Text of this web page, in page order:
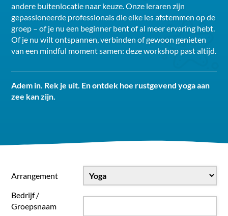
andere buitenlocatie naar keuze. Onze leraren zijn
gepassioneerde professionals die elke les afstemmen op de
groep – of je nu een beginner bent of al meer ervaring hebt.
Of je nu wilt ontspannen, verbinden of gewoon genieten
van een mindful moment samen: deze workshop past altijd.
Adem in. Rek je uit. En ontdek hoe rustgevend yoga aan
zee kan zijn.
Arrangement
Bedrijf /
Groepsnaam